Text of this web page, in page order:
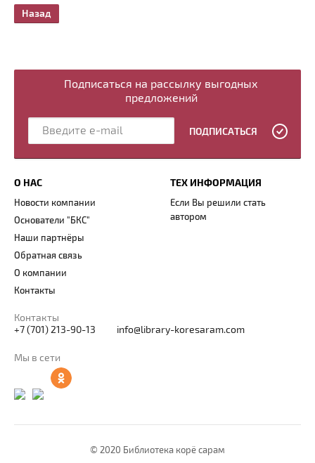
Назад
Подписаться на рассылку выгодных
предложений
ПОДПИСАТЬСЯ
О НАС
Новости компании
Основатели "БКС"
Наши партнёры
Обратная связь
О компании
Контакты
ТЕХ ИНФОРМАЦИЯ
Если Вы решили стать
автором
Контакты
+7 (701) 213-90-13
info@library-koresaram.com
Мы в сети
© 2020 Библиотека корё сарам